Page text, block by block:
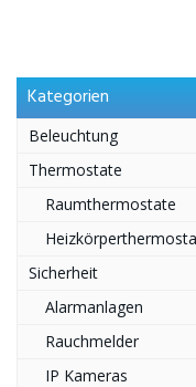
Kategorien
Beleuchtung
Thermostate
Raumthermostate
Sicherheit
Alarmanlagen
Rauchmelder
IP Kameras